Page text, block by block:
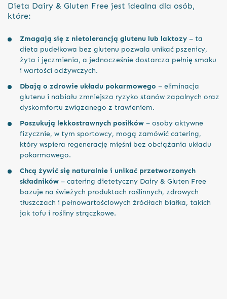
Dieta Dairy & Gluten Free jest idealna dla osób,
które:
Zmagają się z nietolerancją glutenu lub laktozy – ta
dieta pudełkowa bez glutenu pozwala unikać pszenicy,
żyta i jęczmienia, a jednocześnie dostarcza pełnię smaku
i wartości odżywczych.
Dbają o zdrowie układu pokarmowego – eliminacja
glutenu i nabiału zmniejsza ryzyko stanów zapalnych oraz
dyskomfortu związanego z trawieniem.
Poszukują lekkostrawnych posiłków – osoby aktywne
fizycznie, w tym sportowcy, mogą zamówić catering,
który wspiera regenerację mięśni bez obciążania układu
pokarmowego.
Chcą żywić się naturalnie i unikać przetworzonych
składników – catering dietetyczny Dairy & Gluten Free
bazuje na świeżych produktach roślinnych, zdrowych
tłuszczach i pełnowartościowych źródłach białka, takich
jak tofu i rośliny strączkowe.